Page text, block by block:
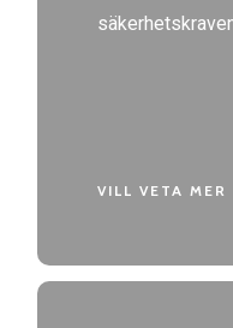
VILL VETA MER